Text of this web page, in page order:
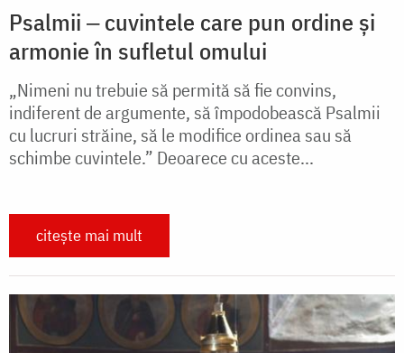
Psalmii ‒ cuvintele care pun ordine și
armonie în sufletul omului
„Nimeni nu trebuie să permită să fie convins,
indiferent de argumente, să împodobească Psalmii
cu lucruri străine, să le modifice ordinea sau să
schimbe cuvintele.” Deoarece cu aceste...
citește mai mult